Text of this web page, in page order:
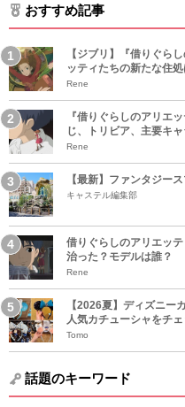
おすすめ記事
【ジブリ】『借りぐら
ッティたちの新たな住
Rene
『借りぐらしのアリエ
じ、トリビア、主要キャ
Rene
【最新】ファンタジー
キャステル編集部
借りぐらしのアリエッ
治った？モデルは誰？
Rene
【2026夏】ディズニー
人気カチューシャをチェ
Tomo
話題のキーワード